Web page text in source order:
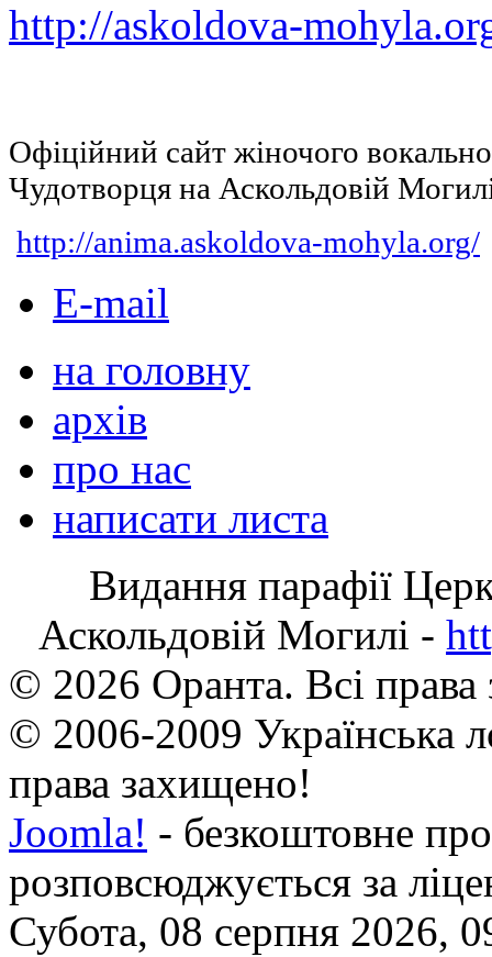
http://askoldova-
Офіційний сайт жіночого
Чудотворця на Аскольдовій
http://anima.askoldova-mohyla.org/
E-mail
на головну
архів
про нас
написати листа
Видання парафії
Аскольдовій Могилі -
© 2026 Оранта. Всі
© 2006-2009 Українська
права захищено!
Joomla! - безкоштовне
розповсюджується за
Субота, 08 серпня 2026,